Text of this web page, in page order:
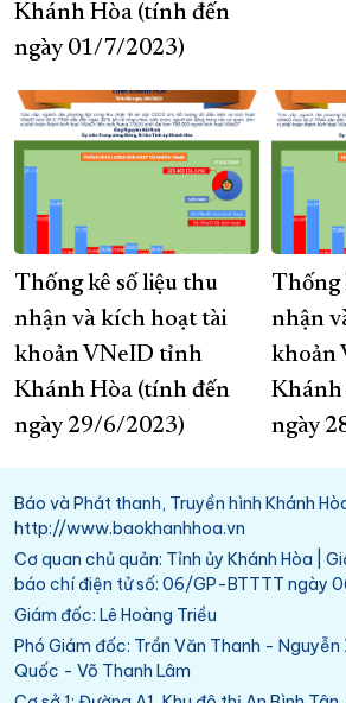
Khánh Hòa (tính đến
ngày 01/7/2023)
Thống kê số liệu thu
nhận và kích hoạt tài
khoản VNeID tỉnh
Khánh Hòa (tính đến
ngày 29/6/2023)
Thống
nhận
khoản
Khánh
ngày
Báo và Phát thanh, Truyền hình Khánh
http://www.baokhanhhoa.vn
Cơ quan chủ quản: Tỉnh ủy Khánh Hòa |
báo chí điện tử số: 06/GP-BTTTT ngày
Giám đốc: Lê Hoàng Triều
Phó Giám đốc: Trần Văn Thanh - Nguyễn
Quốc - Võ Thanh Lâm